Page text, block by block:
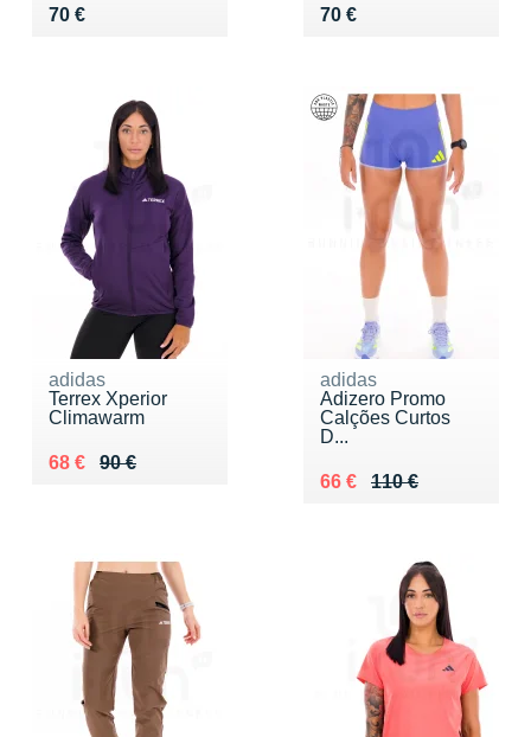
70 €
Vendu 70 € 70 €
Vendu 70 €
adidas
Terrex Xperior
Climawarm
90 €
Au lieu de 90 €
68 €
Vendu 68 €
adidas
Adizero Promo
Calções Curtos
D...
110 €
Au lieu de 110 €
66 €
Vendu 66 €